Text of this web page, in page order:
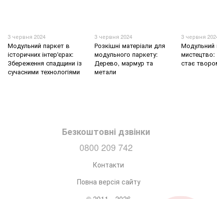
3 червня 2024
Модульний паркет в
історичних інтер'єрах:
Збереження спадщини із
сучасними технологіями
3 червня 2024
Розкішні матеріали для
модульного паркету:
Дерево, мармур та
метали
3 червня
Модульний
мистецтво:
стає
Безкоштовні дзвінки
0800 209 742
Контакти
Повна версія сайту